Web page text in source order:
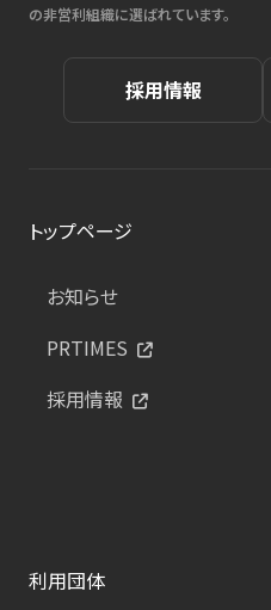
の非営利組織に選ばれています。
採用情報
トップページ
お知らせ
PRTIMES
採用情報
利用団体